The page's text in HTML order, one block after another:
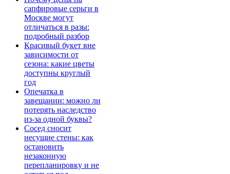
сапфировые серьги в
Москве могут
отличаться в разы:
подробный разбор
Красивый букет вне
зависимости от
сезона: какие цветы
доступны круглый
год
Опечатка в
завещании: можно ли
потерять наследство
из-за одной буквы?
Сосед сносит
несущие стены: как
остановить
незаконную
перепланировку и не